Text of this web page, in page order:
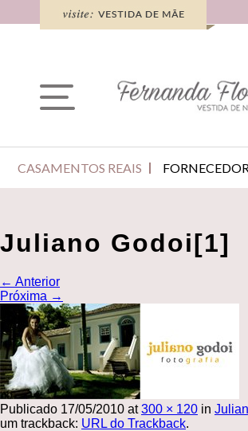
CASAMENTOS REAIS
Juliano Godoi[1]
← Anterior
Próxima →
Publicado 17/05/2010 at300 × 120 in
um trackback: URL do Trackback.